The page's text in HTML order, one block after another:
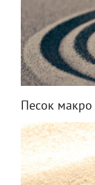
Песок макро